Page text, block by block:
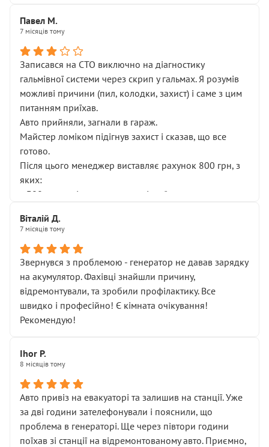
Павел М.
7 місяців тому
Записався на СТО виключно на діагностику
гальмівної системи через скрип у гальмах. Я розумів
можливі причини (пил, колодки, захист) і саме з цим
питанням приїхав.
Авто прийняли, загнали в гараж.
Майстер ломіком підігнув захист і сказав, що все
готово.
Після цього менеджер виставляє рахунок 800 грн, з
яких:
• 300 грн — діагностика гальмівної системи
НЕ погоджував
послуга. Тим більше, я був поруч і жодної реальної
діагностики ходової не проводилось. Після
зауваження гроші за цю “послугу” повернули, що
лише підтвердило мою правоту.
Але головне — я виїжджаю з боксу, і скрип у гальмах
залишився таким самим, як і був. Тобто оплачена
Далі ситуація тільки погіршилась:
• сказали, що тепер “потрібно знімати колеса”
• що біля авто стояти вже не можна
• почали озвучувати купу додаткових робіт без
чіткого пояснення
( ну все зняли та доробили) дякую!
Окремий момент, який виглядає абсурдно:
Віталій Д.
7 місяців тому
Звернувся з проблемою - генератор не давав зарядку
на акумулятор. Фахівці знайшли причину,
відремонтували, та зробили профілактику. Все
швидко і професійно! Є кімната очікування!
Рекомендую!
Ihor P.
8 місяців тому
Авто привіз на евакуаторі та залишив на станції. Уже
за дві години зателефонували і пояснили, що
проблема в генераторі. Ще через півтори години
поїхав зі станції на відремонтованому авто. Приємно,